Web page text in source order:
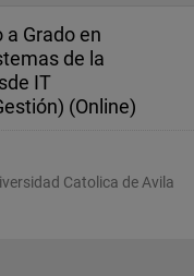
a Grado en
de la
IT
(Online)
Catolica de Avila